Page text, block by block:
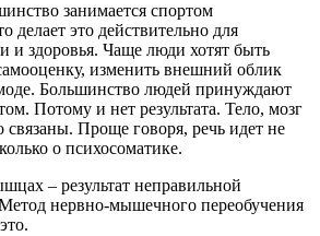
занимается спортом
делает это действительно для
и здоровья. Чаще люди хотят быть
изменить внешний облик
Большинство людей принуждают
Потому и нет результата. Тело, мозг
Проще говоря, речь идет не
о психосоматике.
– результат неправильной
Метод нервно-мышечного переобучения